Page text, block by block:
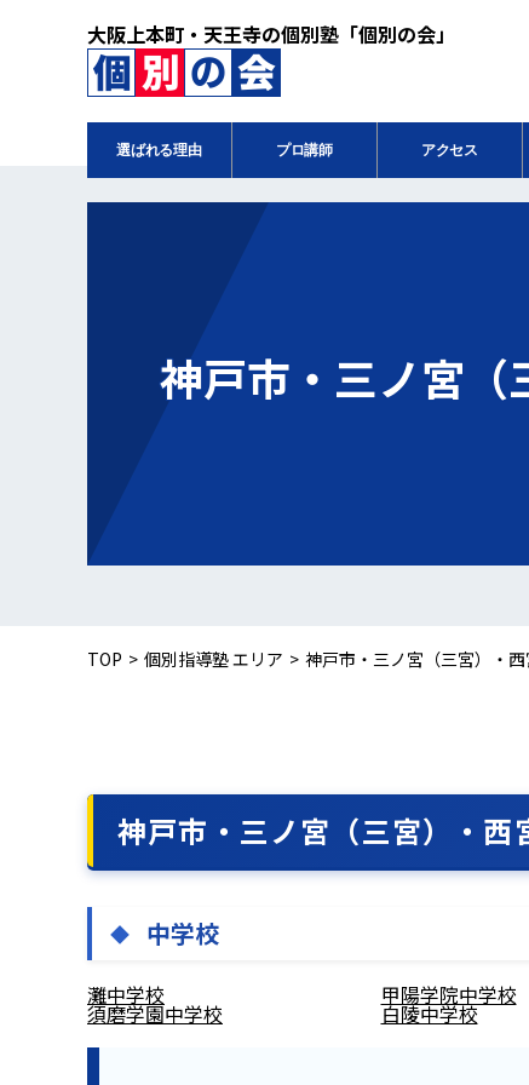
大阪上本町・天王寺の個別塾「個別の会」
選ばれる理由 プロ講師 アクセス
神戸市・三ノ宮（
TOP 個別指導塾 エリア 神戸市・三ノ宮（三宮）・
神戸市・三ノ宮（三宮）・
中学校
灘中学校 甲陽学院中学校
須磨学園中学校 白陵中学校